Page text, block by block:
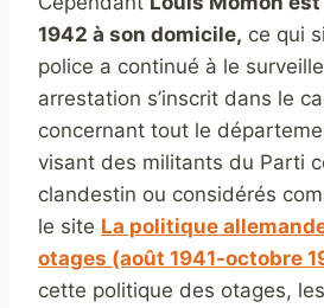
1942 à son domicile, ce qui
police a continué à le
arrestation s’inscrit dans le
concernant tout le
visant des militants du Parti
clandestin ou considérés
le site La politique
otages (août 1941-octobre
cette politique des otages,